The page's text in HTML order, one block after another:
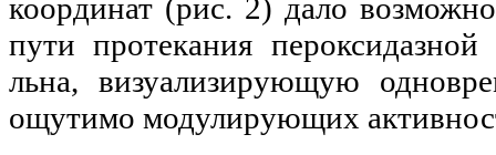
координат (рис. 2) дало
пути протекания
льна, визуализирующую
ощутимо модулирующих